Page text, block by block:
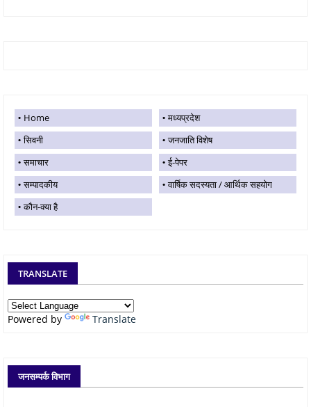
Home
मध्यप्रदेश
सिवनी
जनजाति विशेष
समाचार
ई-पेपर
सम्पादकीय
वार्षिक सदस्यता / आर्थिक सहयोग
कौन-क्या है
TRANSLATE
Powered by Translate
जनसम्पर्क विभाग